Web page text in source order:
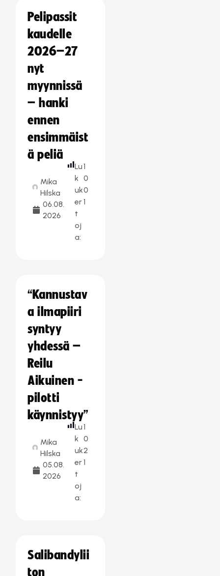
Pelipassit
kaudelle
2026–27
nyt
myynnissä
– hanki
ennen
ensimmäist
ä peliä
Mika
Hilska
06.08.
2026
Lu
k
uk
er
t
oj
a:
1
0
0
1
“Kannustav
a ilmapiiri
syntyy
yhdessä –
Reilu
Aikuinen -
pilotti
käynnistyy”
Mika
Hilska
05.08.
2026
Lu
k
uk
er
t
oj
a:
1
0
2
1
Salibandylii
ton